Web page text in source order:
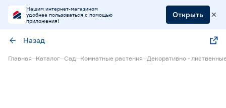
Нашим интернет-магазином
удобнее пользоваться с помощью
приложения!
Открыть
Назад
Главная Каталог Сад Комнатные растения Декоративно -